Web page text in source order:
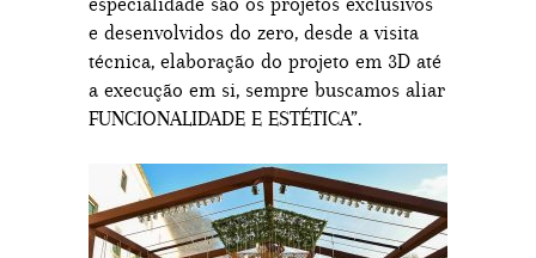
e desenvolvidos do zero, desde a visita
técnica, elaboração do projeto em 3D até
a execução em si, sempre buscamos aliar
FUNCIONALIDADE E ESTÉTICA”.